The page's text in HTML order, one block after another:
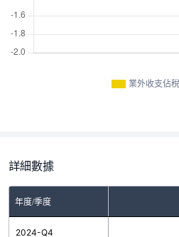
業外收支佔
詳細數據
年度/季度
2024-Q4